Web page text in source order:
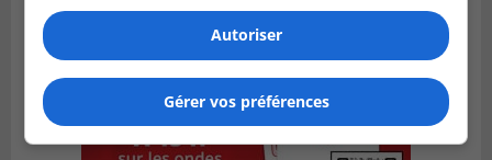
Autoriser
Gérer vos préférences